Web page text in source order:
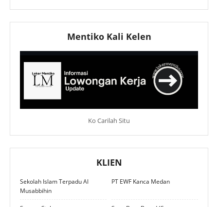
Mentiko Kali Kelen
Ko Carilah Situ
KLIEN
Sekolah Islam Terpadu Al
Musabbihin
PT EWF Kanca Medan